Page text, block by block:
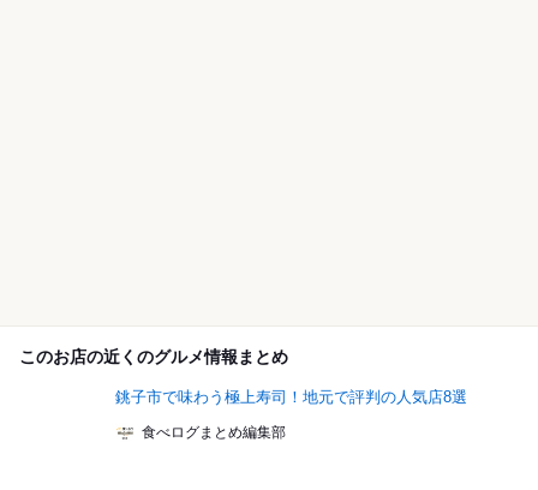
このお店の近くのグルメ情報まとめ
銚子市で味わう極上寿司！地元で評判の人気店8選
食べログまとめ編集部